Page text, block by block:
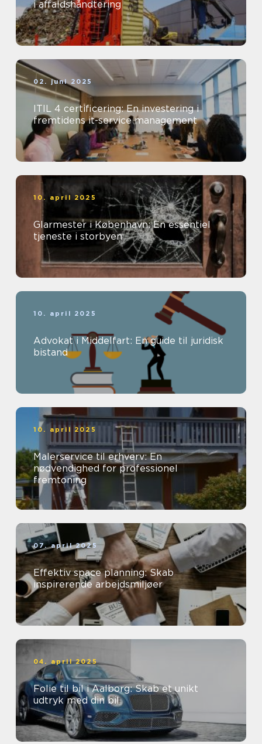
i affaldshåndtering
02. juni 2025
ITIL 4 certificering: En investering i
fremtidens it-service management
10. april 2025
Glarmester i København: En essentiel
tjeneste i storbyen
10. april 2025
Advokat i Middelfart: En guide til juridisk
bistand
10. april 2025
Malerservice til erhverv: En
nødvendighed for professionel
fremtoning
07. april 2025
Effektiv space planning: Skab
inspirerende arbejdsmiljøer
04. april 2025
Folie til bil i Aalborg: Skab et unikt
udtryk med din bil